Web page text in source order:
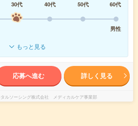
30代 40代 50代
60代
男性
もっと見る
応募へ進む 詳しく見る
タルソーシング株式会社 メディカルケア事業部